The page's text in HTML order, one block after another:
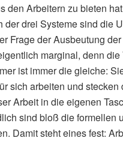
den Arbeitern zu bieten
der drei Systeme sind die
Frage der Ausbeutung
marginal, denn
ist immer die gleiche:
sich arbeiten und
Arbeit in die eigenen
sind bloß die formellen
Damit steht eines fest: